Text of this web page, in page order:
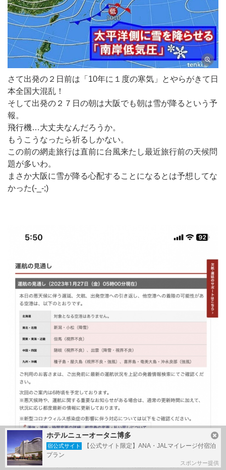
さて出発の２日前は「10年に１度の寒気」とやらがきて日
本全国大混乱！
そして出発の２７日の朝は大阪でも朝は雪が降るという予
報。
飛行機…大丈夫なんだろうか。
もうこうなったら祈るしかない。
この前の網走旅行は直前に台風来たし最近旅行前の天候問
題が多いわ。
まさか大阪に雪が降る心配することになるとは予想してな
かった(-_-;)
ホテルニューオータニ博多
宿公式サイト
【公式サイト限定】ANA・JALマイレージ付宿泊
プラン
スポンサー提供